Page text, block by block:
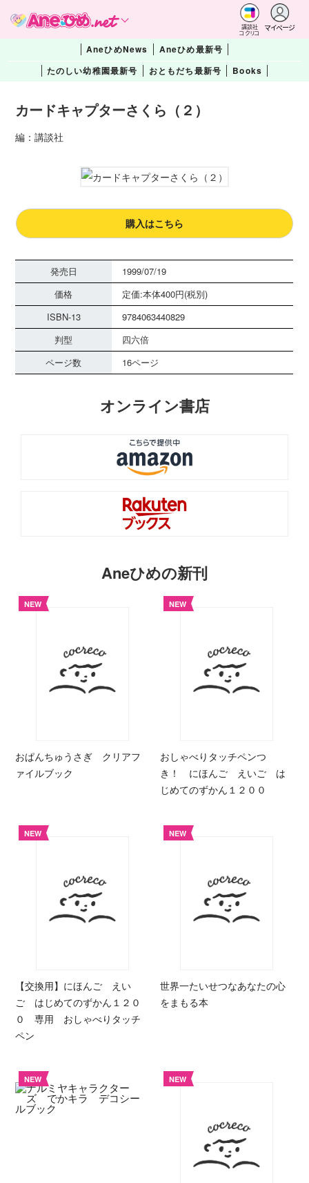
講談社
コクリコ
マイページ
AneひめNews
Aneひめ最新号
たのしい幼稚園最新号
おともだち最新号 Books
カードキャプターさくら（２）
編：講談社
購入はこちら
発売日
1999/07/19
価格
定価:本体400円(税別)
ISBN-13
9784063440829
判型
四六倍
ページ数
16ページ
オンライン書店
Aneひめの新刊
NEW
おぱんちゅうさぎ クリアフ
ァイルブック
NEW
おしゃべりタッチペンつ
き！ にほんご えいご は
じめてのずかん１２００
NEW
【交換用】にほんご えい
ご はじめてのずかん１２０
０ 専用 おしゃべりタッチ
ペン
NEW
世界一たいせつなあなたの心
をまもる本
NEW NEW